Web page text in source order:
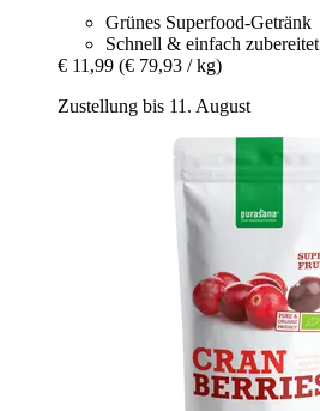
Grünes Superfood-Getränk
Schnell & einfach zubereitet
€ 11,99 (€ 79,93 / kg)
Zustellung bis 11. August